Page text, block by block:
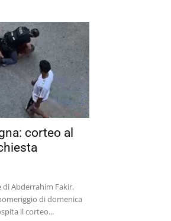
corteo al
Abderrahim Fakir,
di domenica
il corteo...